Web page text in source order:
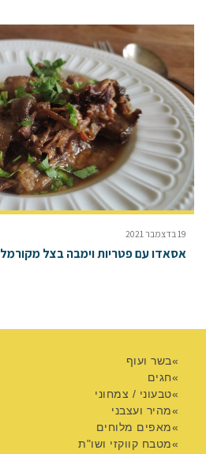
19 בדצמבר 2021
אסאדו עם פטריות וימבה בצל מקורמל
בשר ועוף
חגים
טבעוני / צמחוני
מהיר ועצבני
מאפים מלוחים
מטבח קווקזי ושו"ת